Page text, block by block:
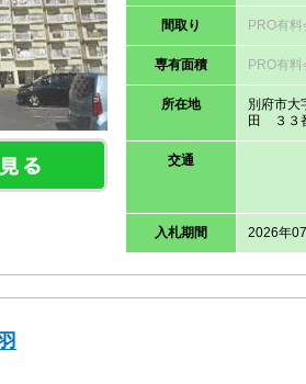
間取り PRO有
専有面積 PRO有
所在地
別府市
田 ３３
交通
入札期間 2026年